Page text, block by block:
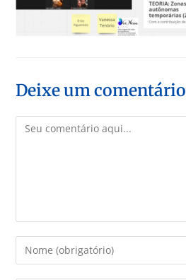
Deixe um comentário